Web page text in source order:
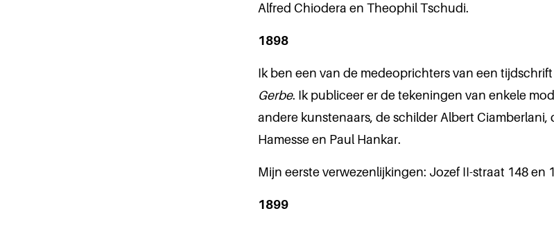
Alfred Chiodera en Theophil Tschudi.
1898
Ik ben een van de medeoprichters van een
Gerbe. Ik publiceer er de tekeningen van enkele
andere kunstenaars, de schilder Albert Ciamberlani,
Hamesse en Paul Hankar.
Mijn eerste verwezenlijkingen: Jozef II-straat 148 en
1899